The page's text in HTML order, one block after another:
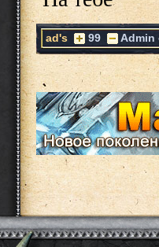
ad's 99 Admin